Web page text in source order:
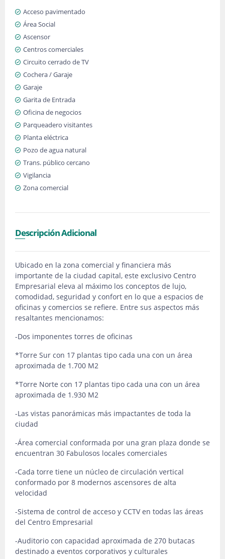
Acceso pavimentado
Área Social
Ascensor
Centros comerciales
Circuito cerrado de TV
Cochera / Garaje
Garaje
Garita de Entrada
Oficina de negocios
Parqueadero visitantes
Planta eléctrica
Pozo de agua natural
Trans. público cercano
Vigilancia
Zona comercial
Descripción Adicional
Ubicado en la zona comercial y financiera más
importante de la ciudad capital, este exclusivo Centro
Empresarial eleva al máximo los conceptos de lujo,
comodidad, seguridad y confort en lo que a espacios de
oficinas y comercios se refiere. Entre sus aspectos más
resaltantes mencionamos:
-Dos imponentes torres de oficinas
*Torre Sur con 17 plantas tipo cada una con un área
aproximada de 1.700 M2
*Torre Norte con 17 plantas tipo cada una con un área
aproximada de 1.930 M2
-Las vistas panorámicas más impactantes de toda la
ciudad
-Área comercial conformada por una gran plaza donde se
encuentran 30 Fabulosos locales comerciales
-Cada torre tiene un núcleo de circulación vertical
conformado por 8 modernos ascensores de alta
velocidad
-Sistema de control de acceso y CCTV en todas las áreas
del Centro Empresarial
-Auditorio con capacidad aproximada de 270 butacas
destinado a eventos corporativos y culturales